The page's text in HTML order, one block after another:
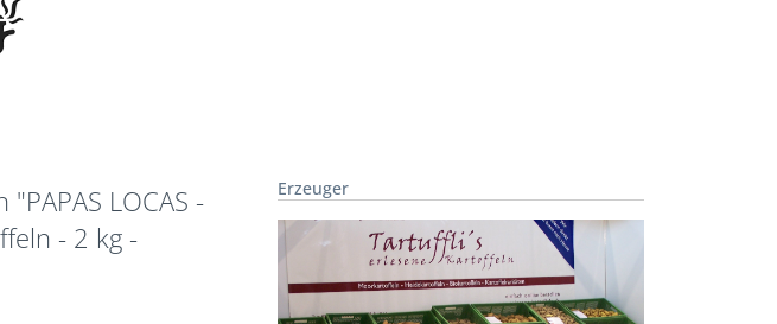
LOCAS -
- 2 kg -
Erzeuger